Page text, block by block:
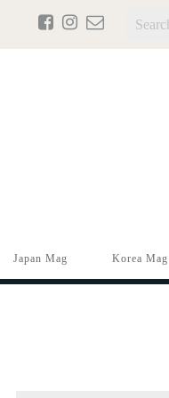
Japan Mag Korea Mag